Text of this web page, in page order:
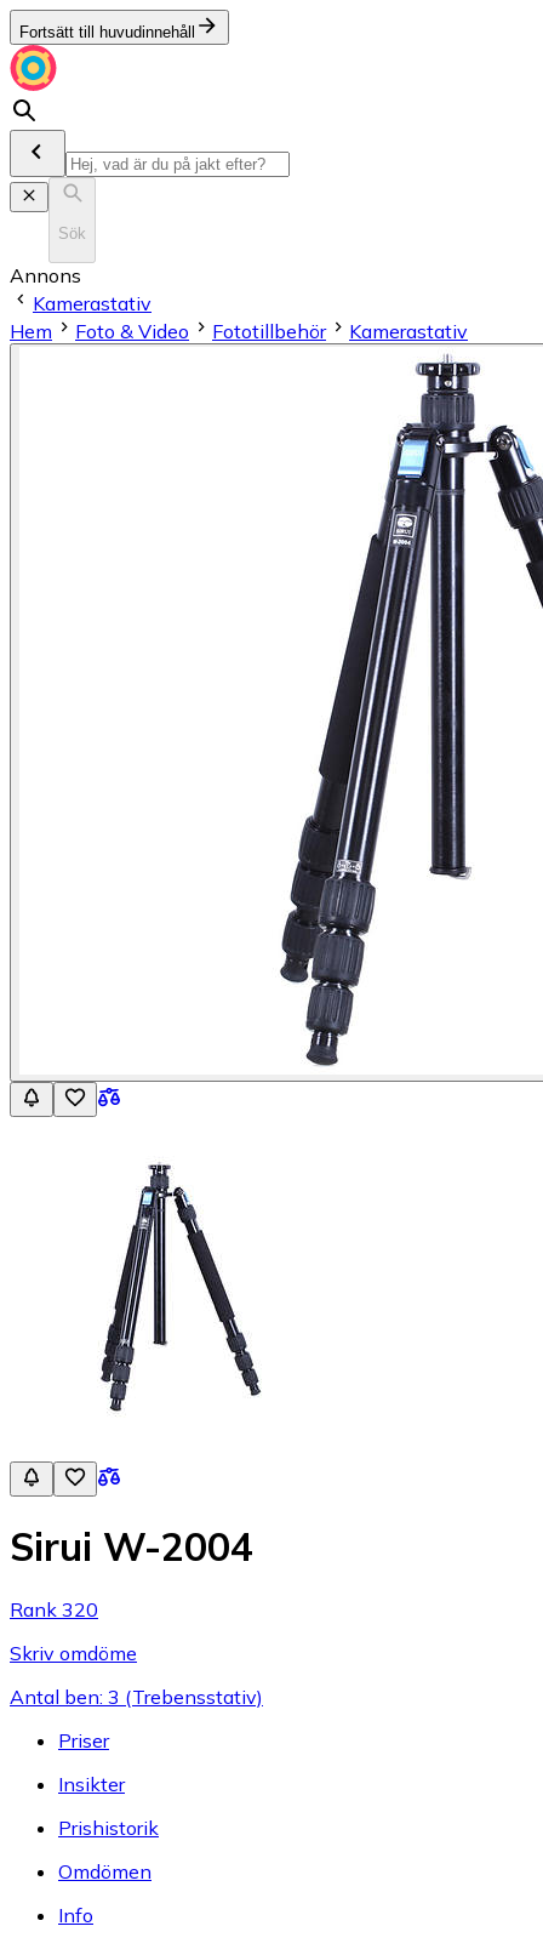
Fortsätt till huvudinnehåll
Sök
Annons
Kamerastativ
Hem
Foto & Video Fototillbehör Kamerastativ
Sirui W-2004
Rank 320
Skriv omdöme
Antal ben: 3 (Trebensstativ)
Priser
Insikter
Prishistorik
Omdömen
Info